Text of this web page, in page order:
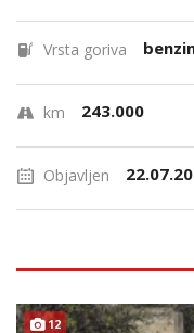
Vrsta goriva
km 243.000
Objavljen
12